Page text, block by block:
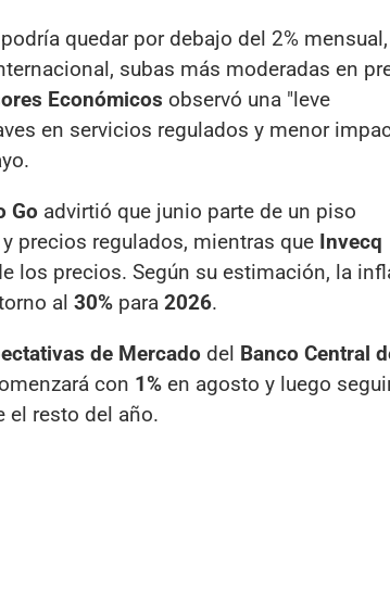
quedar por debajo del 2%
subas más moderadas en
Económicos observó una "leve
en servicios regulados y menor
Go advirtió que junio parte de un piso
precios regulados, mientras que Invecq
los precios. Según su estimación, la
al 30% para 2026.
de Mercado del Banco Central
con 1% en agosto y luego
el resto del año.